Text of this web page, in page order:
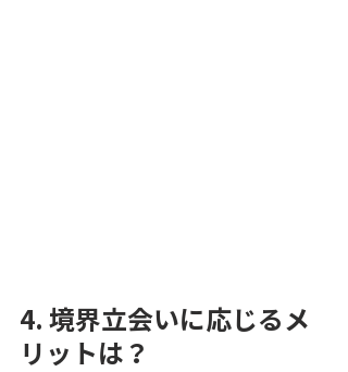
4. 境界立会いに応じるメ
リットは？